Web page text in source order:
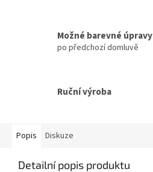
Možné barevné úpravy
po předchozí domluvě
Ruční výroba
Popis Diskuze
Detailní popis produktu